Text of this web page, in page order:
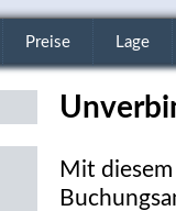
Preise Lage
Mit